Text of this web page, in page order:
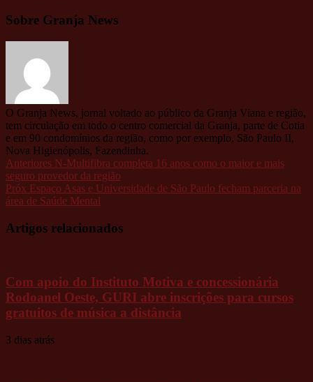
Sobre Granja News
O Granja News, jornal voltado ao público da Granja Viana e região,
tem circulação em todo o centro comercial da Granja, parte de Cotia
e em 90 condomínios da região, como por exemplo, São Paulo II,
Nova Higienópolis, Fazendinha.
Anteriores N-Multifibra completa 16 anos como o maior e mais
seguro provedor da região
Próx Espaço Asas e Universidade de São Paulo fecham parceria na
área de Saúde Mental
Artigos relacionados
Com apoio do Instituto Motiva e concessionária
Rodoanel Oeste, GURI abre inscrições para cursos
gratuitos de música a distância
3 dias atrás